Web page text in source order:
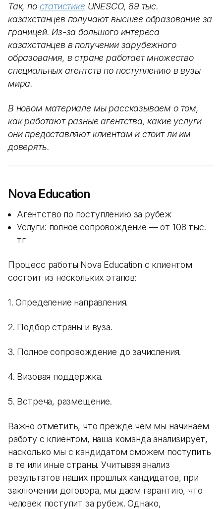
Так, по статистике UNESCO, 89 тыс.
казахстанцев получают высшее образование за
границей. Из-за большого интереса
казахстанцев в получении зарубежного
образования, в стране работает множество
специальных агентств по поступлению в вузы
мира.
В новом материале мы рассказываем о том,
как работают разные агентства, какие услуги
они предоставляют клиентам и стоит ли им
доверять.
Nova Education
Агентство по поступлению за рубеж
Услуги: полное сопровождение — от 108 тыс.
тг
Процесс работы Nova Education с клиентом
состоит из нескольких этапов:
1. Определение направления.
2. Подбор страны и вуза.
3. Полное сопровождение до зачисления.
4. Визовая поддержка.
5. Встреча, размещение.
Важно отметить, что прежде чем мы начинаем
работу с клиентом, наша команда анализирует,
насколько мы с кандидатом сможем поступить
в те или иные страны. Учитывая анализ
результатов наших прошлых кандидатов, при
заключении договора, мы даем гарантию, что
человек поступит за рубеж. Однако,